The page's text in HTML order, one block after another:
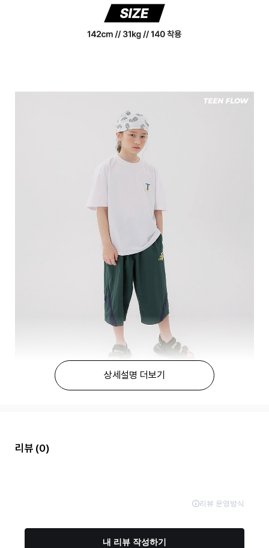
상세설명 더보기
리뷰 (0)